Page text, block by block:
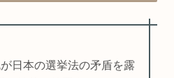
日本の選挙法の矛盾を露